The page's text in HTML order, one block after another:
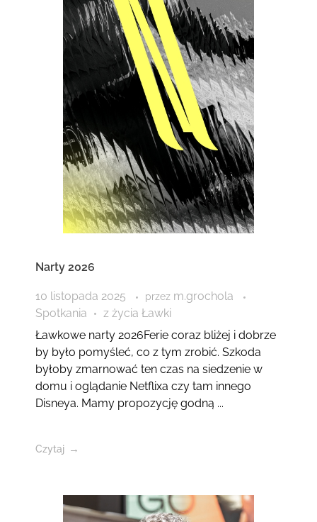
Narty 2026
10 listopada 2025 przez m.grochola
Spotkania
z życia Ławki
Ławkowe narty 2026Ferie coraz bliżej i dobrze
by było pomyśleć, co z tym zrobić. Szkoda
byłoby zmarnować ten czas na siedzenie w
domu i oglądanie Netflixa czy tam innego
Disneya. Mamy propozycję godną ...
Czytaj